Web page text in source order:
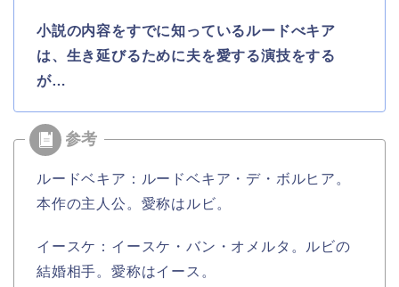
小説の内容をすでに知っているルードべキア
は、生き延びるために夫を愛する演技をする
が…
ルードベキア：ルードベキア・デ・ボルヒア。
本作の主人公。愛称はルビ。
イースケ：イースケ・バン・オメルタ。ルビの
結婚相手。愛称はイース。